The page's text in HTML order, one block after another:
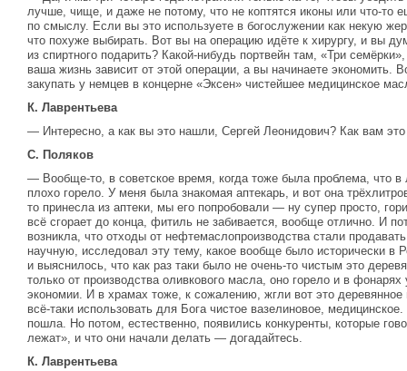
лучше, чище, и даже не потому, что не коптятся иконы или что-то
по смыслу. Если вы это используете в богослужении как некую
что похуже выбирать. Вот вы на операцию идёте к хирургу, и вы
из спиртного подарить? Какой-нибудь портвейн там, «Три
ваша жизнь зависит от этой операции, а вы начинаете экономить.
закупать у немцев в концерне «Эксен» чистейшее медицинское
К. Лаврентьева
— Интересно, а как вы это нашли, Сергей Леонидович? Как вам
С. Поляков
— Вообще-то, в советское время, когда тоже была проблема, что
плохо горело. У меня была знакомая аптекарь, и вот она
то принесла из аптеки, мы его попробовали — ну супер просто,
всё сгорает до конца, фитиль не забивается, вообще отлично. И
возникла, что отходы от нефтемаслопроизводства стали
научную, исследовал эту тему, какое вообще было исторически в
и выяснилось, что как раз таки было не очень-то чистым это
только от производства оливкового масла, оно горело и в
экономии. И в храмах тоже, к сожалению, жгли вот это деревянное
всё-таки использовать для Бога чистое вазелиновое,
пошла. Но потом, естественно, появились конкуренты, которые
лежат», и что они начали делать — догадайтесь.
К. Лаврентьева